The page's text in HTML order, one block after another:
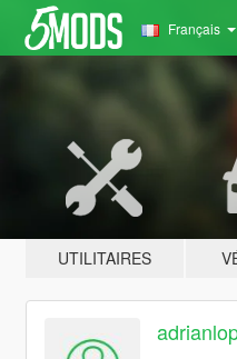
Français
UTILITAIRES